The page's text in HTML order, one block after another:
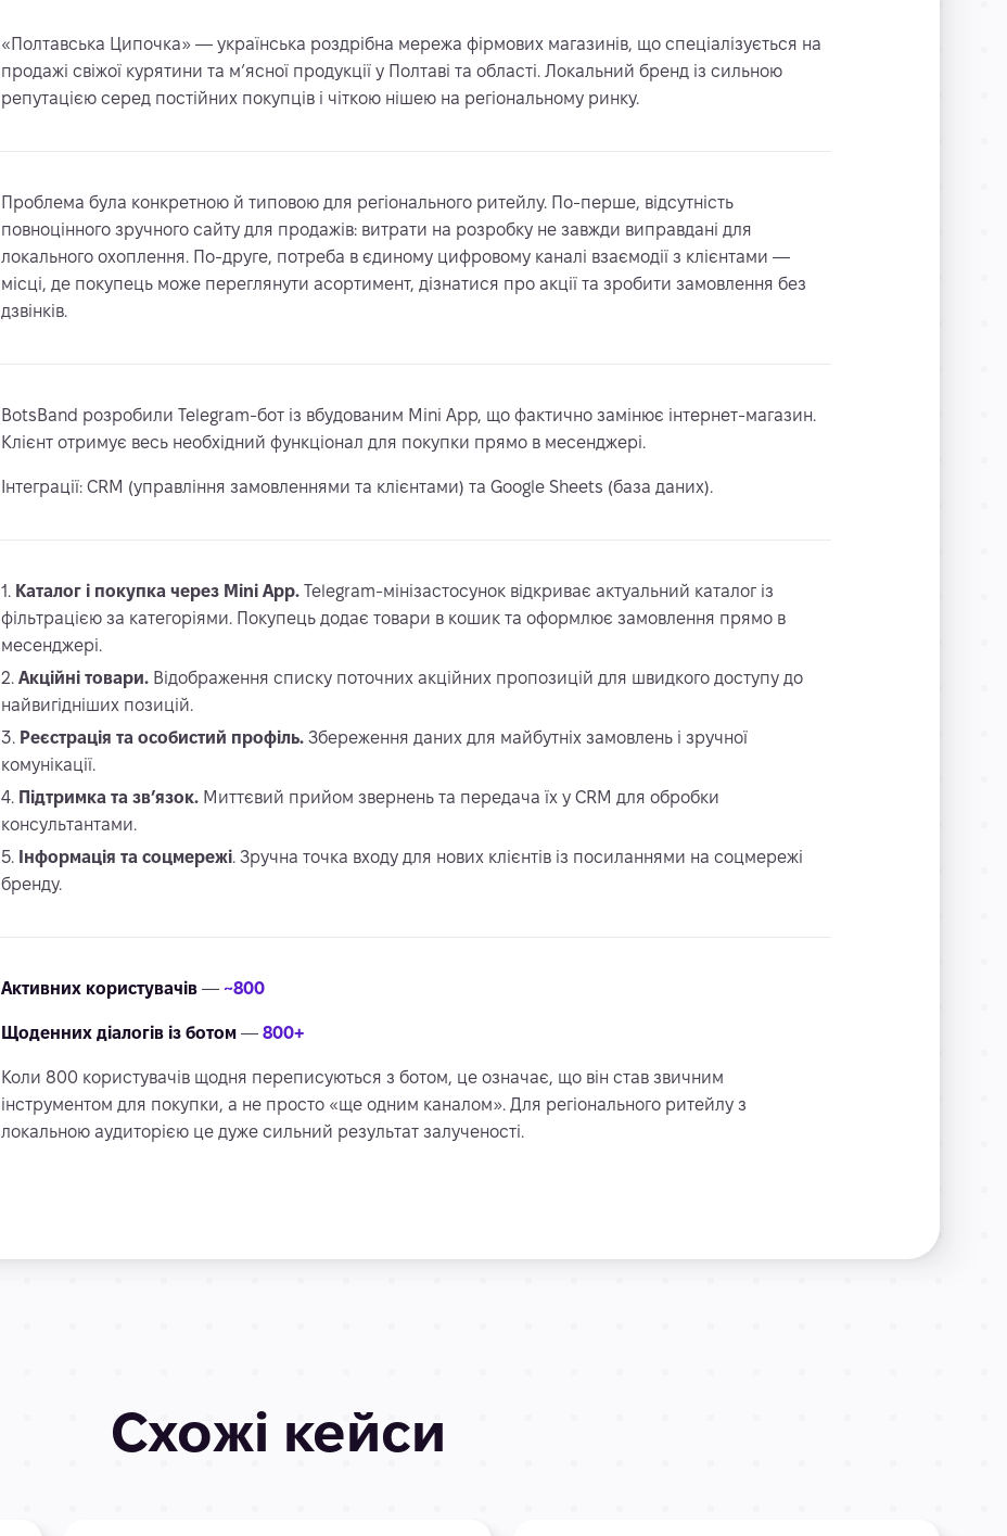
«Полтавська Ципочка» — українська роздрібна мережа фірмових магазинів, що спеціалізується на
продажі свіжої курятини та м’ясної продукції у Полтаві та області. Локальний бренд із сильною
репутацією серед постійних покупців і чіткою нішею на регіональному ринку.
Проблема була конкретною й типовою для регіонального ритейлу. По-перше, відсутність
повноцінного зручного сайту для продажів: витрати на розробку не завжди виправдані для
локального охоплення. По-друге, потреба в єдиному цифровому каналі взаємодії з клієнтами —
місці, де покупець може переглянути асортимент, дізнатися про акції та зробити замовлення без
дзвінків.
BotsBand розробили Telegram-бот із вбудованим Mini App, що фактично замінює інтернет-магазин.
Клієнт отримує весь необхідний функціонал для покупки прямо в месенджері.
Інтеграції: CRM (управління замовленнями та клієнтами) та Google Sheets (база даних).
Каталог і покупка через Mini App. Telegram-мінізастосунок відкриває актуальний каталог із
фільтрацією за категоріями. Покупець додає товари в кошик та оформлює замовлення прямо в
месенджері.
Акційні товари. Відображення списку поточних акційних пропозицій для швидкого доступу до
найвигідніших позицій.
Реєстрація та особистий профіль. Збереження даних для майбутніх замовлень і зручної
комунікації.
Підтримка та зв’язок. Миттєвий прийом звернень та передача їх у CRM для обробки
консультантами.
Інформація та соцмережі. Зручна точка входу для нових клієнтів із посиланнями на соцмережі
бренду.
Активних користувачів — ~800
Щоденних діалогів із ботом — 800+
Коли 800 користувачів щодня переписуються з ботом, це означає, що він став звичним
інструментом для покупки, а не просто «ще одним каналом». Для регіонального ритейлу з
локальною аудиторією це дуже сильний результат залученості.
Схожі кейси